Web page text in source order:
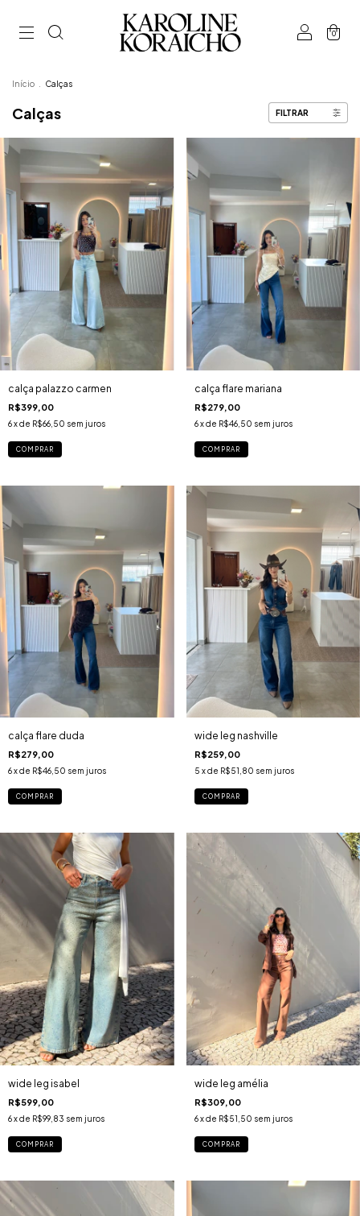
0
Início Calças
Calças FILTRAR
calça palazzo carmen
R$399,00
6x de R$66,50 sem juros
COMPRAR
calça flare mariana
R$279,00
6 x de R$46,50 sem juros
COMPRAR
calça flare duda
R$279,00
6x de R$46,50 sem juros
COMPRAR
wide leg nashville
R$259,00
5 x de R$51,80 sem juros
COMPRAR
wide leg isabel
R$599,00
6x de R$99,83 sem juros
COMPRAR
wide leg amélia
R$309,00
6 x de R$51,50 sem juros
COMPRAR